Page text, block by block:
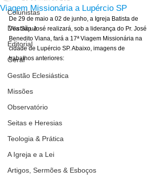
Colunistas
Destaque
Editorial
Geral
Gestão Eclesiástica
Missões
Observatório
Seitas e Heresias
Teologia & Prática
A Igreja e a Lei
Artigos, Sermões & Esboços
Viagem Missionária a Lupércio SP
De 29 de maio a 02 de junho, a Igreja Batista de
Vila São José realizará, sob a liderança do Pr. José
Benedito Viana, fará a 17ª Viagem Missionária na
cidade de Lupércio SP. Abaixo, imagens de
trabalhos anteriores: